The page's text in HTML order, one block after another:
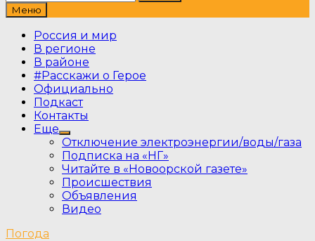
Меню
Россия и мир
В регионе
В районе
#Расскажи о Герое
Официально
Подкаст
Контакты
Еще
Show
sub
menu
Отключение электроэнергии/воды/газа
Подписка на «НГ»
Читайте в «Новоорской газете»
Происшествия
Объявления
Видео
Погода